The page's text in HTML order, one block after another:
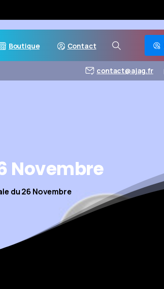
Boutique Contact
contact@ajag.fr
Novembre
du 26 Novembre